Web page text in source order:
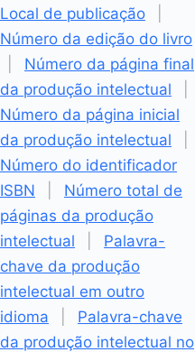
Local de publicação
Número da edição do livro
Número da página final
da produção intelectual
Número da página inicial
da produção intelectual
Número do identificador
ISBN
Número total de
páginas da produção
intelectual
Palavra-
chave da produção
intelectual em outro
idioma
Palavra-chave
da produção intelectual no